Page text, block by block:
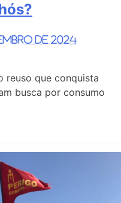
de 2024
reuso que conquista
busca por consumo